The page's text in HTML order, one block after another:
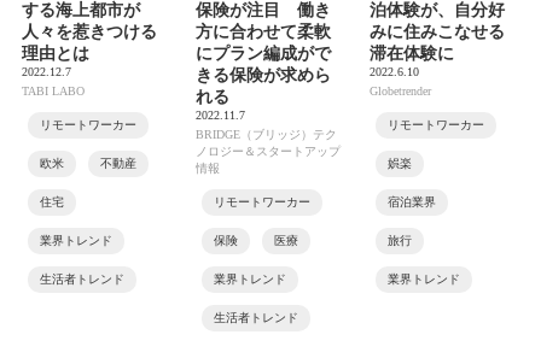
する海上都市が
人々を惹きつける
理由とは
2022.12.7
TABI LABO
リモートワーカー
欧米 不動産
住宅
業界トレンド
生活者トレンド
保険が注目 働き
方に合わせて柔軟
にプラン編成がで
きる保険が求めら
れる
2022.11.7
BRIDGE（ブリッジ）テク
ノロジー＆スタートアップ
情報
リモートワーカー
保険 医療
業界トレンド
生活者トレンド
泊体験が、自分好
みに住みこなせる
滞在体験に
2022.6.10
Globetrender
リモートワーカー
娯楽
宿泊業界
旅行
業界トレンド